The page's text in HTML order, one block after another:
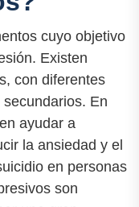
cuyo objetivo
Existen
con diferentes
En
ayudar a
la ansiedad y el
en personas
son